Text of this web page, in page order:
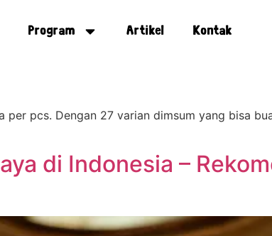
Program Artikel Kontak
pcs. Dengan 27 varian dimsum yang bisa
di Indonesia –